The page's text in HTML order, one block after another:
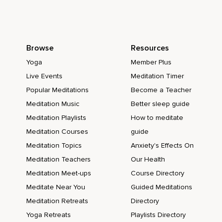
Dass du mir glaubst,
Ich möchte,
Dass du es anwendest und ich möchte,
Dass du es in deinem eigenen Leben spüren kannst,
Was dieser Satz bewirken kann.
Dass dieser Satz etwas bewirkt,
Denn er ist richtig,
Browse
Yoga
Live Events
Popular Meditations
Meditation Music
Meditation Playlists
Meditation Courses
Meditation Topics
Meditation Teachers
Meditation Meet-ups
Meditate Near You
Meditation Retreats
Yoga Retreats
Resources
Member Plus
Meditation Timer
Become a Teacher
Better sleep guide
How to meditate
guide
Anxiety's Effects On
Our Health
Course Directory
Guided Meditations
Directory
Playlists Directory